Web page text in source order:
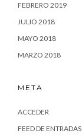
FEBRERO 2019
JULIO 2018
MAYO 2018
MARZO 2018
META
ACCEDER
FEED DE ENTRADAS